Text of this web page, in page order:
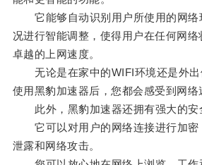
它能够自动识别用户所使用的网络
况进行智能调整，使得用户在任何网络
卓越的上网速度。
无论是在家中的WIFI环境还是外出
使用黑豹加速器后，您都会感受到网络
此外，黑豹加速器还拥有强大的安
它可以对用户的网络连接进行加密
泄露和网络攻击。